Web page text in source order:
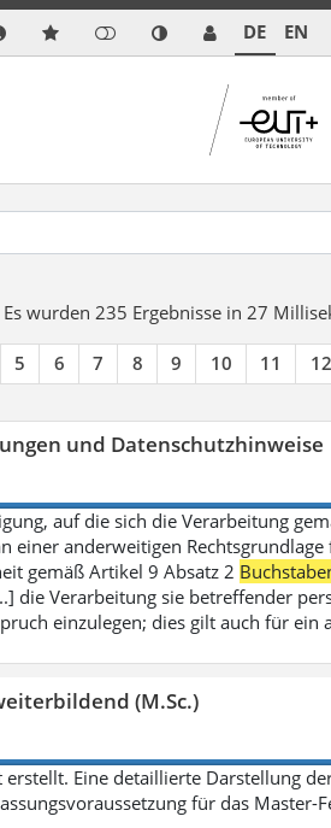
DE EN
Es wurden 235 Ergebnisse in 27
5 6 7 8 9 10 11 12
und Datenschutzhinweise
auf die sich die Verarbeitung
einer anderweitigen
gemäß Artikel 9 Absatz 2
die Verarbeitung sie betreffender
einzulegen; dies gilt auch für ein
(M.Sc.)
Eine detaillierte Darstellung
für das Master-